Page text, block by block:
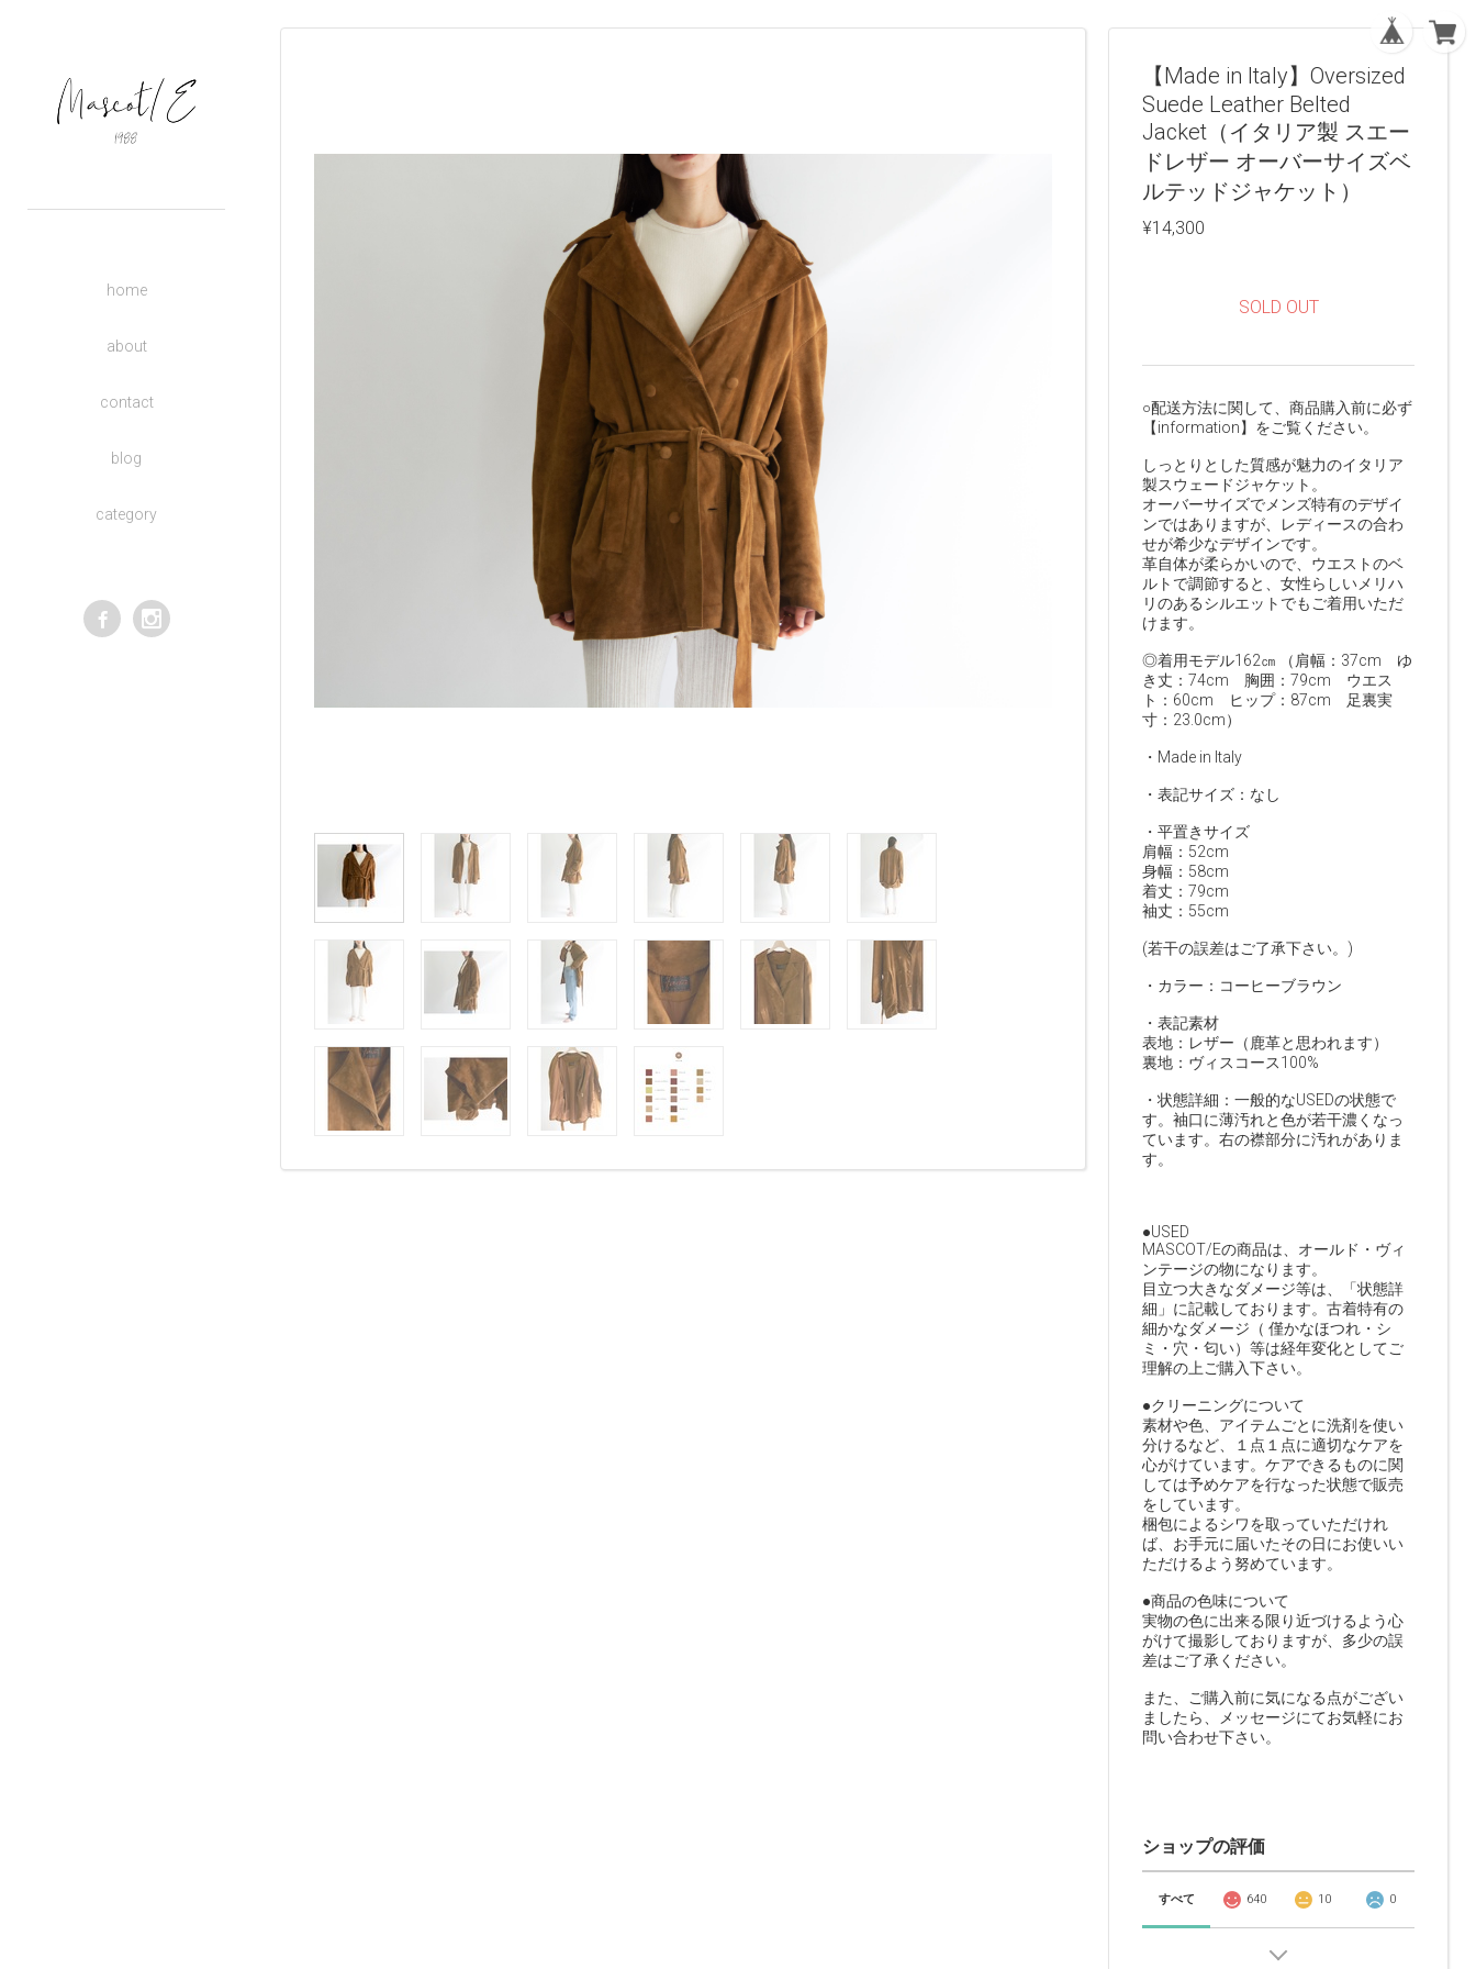
home
about
contact
blog
category
【Made in Italy】Oversized
Suede Leather Belted
Jacket（イタリア製 スエー
ドレザー オーバーサイズベ
ルテッドジャケット）
¥14,300
SOLD OUT
○配送方法に関して、商品購入前に必ず
【information】をご覧ください。
しっとりとした質感が魅力のイタリア
製スウェードジャケット。
オーバーサイズでメンズ特有のデザイ
ンではありますが、レディースの合わ
せが希少なデザインです。
革自体が柔らかいので、ウエストのベ
ルトで調節すると、女性らしいメリハ
リのあるシルエットでもご着用いただ
けます。
◎着用モデル162㎝ （肩幅：37cm ゆ
き丈：74cm 胸囲：79cm ウエス
ト：60cm ヒップ：87cm 足裏実
寸：23.0cm）
・Made in Italy
・表記サイズ：なし
・平置きサイズ
肩幅：52cm
身幅：58cm
着丈：79cm
袖丈：55cm
(若干の誤差はご了承下さい。)
・カラー：コーヒーブラウン
・表記素材
表地：レザー（鹿革と思われます）
裏地：ヴィスコース100%
・状態詳細：一般的なUSEDの状態で
す。袖口に薄汚れと色が若干濃くなっ
ています。右の襟部分に汚れがありま
す。
●USED
MASCOT/Eの商品は、オールド・ヴィ
ンテージの物になります。
目立つ大きなダメージ等は、「状態詳
細」に記載しております。古着特有の
細かなダメージ（ 僅かなほつれ・シ
ミ・穴・匂い）等は経年変化としてご
理解の上ご購入下さい。
●クリーニングについて
素材や色、アイテムごとに洗剤を使い
分けるなど、１点１点に適切なケアを
心がけています。ケアできるものに関
しては予めケアを行なった状態で販売
をしています。
梱包によるシワを取っていただけれ
ば、お手元に届いたその日にお使いい
ただけるよう努めています。
●商品の色味について
実物の色に出来る限り近づけるよう心
がけて撮影しておりますが、多少の誤
差はご了承ください。
また、ご購入前に気になる点がござい
ましたら、メッセージにてお気軽にお
問い合わせ下さい。
ショップの評価
すべて 640 10 0